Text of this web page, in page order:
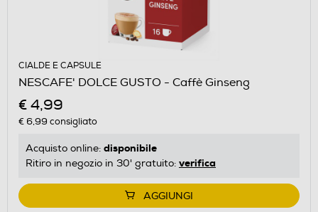
CIALDE E CAPSULE
NESCAFE' DOLCE GUSTO - Caffè Ginseng
€ 4,99
€ 6,99 consigliato
Acquisto online: disponibile
Ritiro in negozio in 30' gratuito: verifica
AGGIUNGI